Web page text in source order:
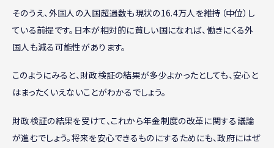
そのうえ、外国人の入国超過数も現状の16.4万人を維持（中位）し
ている前提です。日本が相対的に貧しい国になれば、働きにくる外
国人も減る可能性があります。
このようにみると、財政検証の結果が多少よかったとしても、安心と
はまったくいえないことがわかるでしょう。
財政検証の結果を受けて、これから年金制度の改革に関する議論
が進むでしょう。将来を安心できるものにするためにも、政府にはぜ